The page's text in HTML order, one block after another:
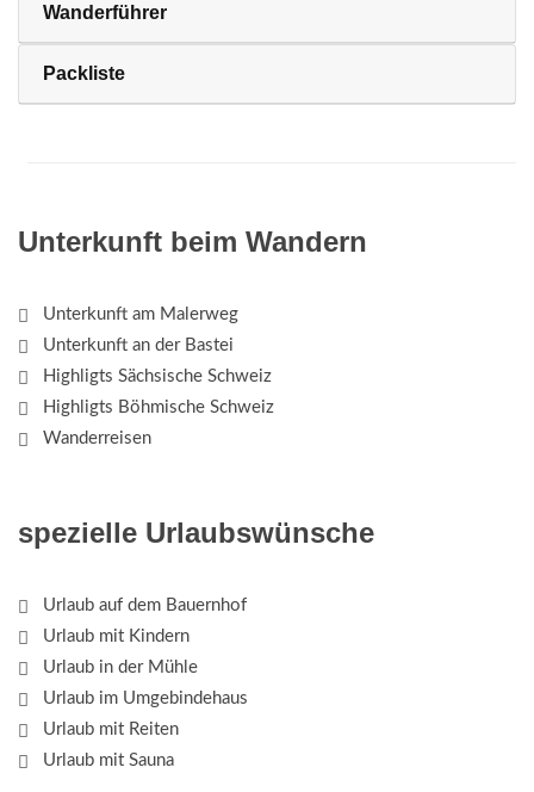
Wanderführer
Packliste
Unterkunft beim Wandern
Unterkunft am Malerweg
Unterkunft an der Bastei
Highligts Sächsische Schweiz
Highligts Böhmische Schweiz
Wanderreisen
spezielle Urlaubswünsche
Urlaub auf dem Bauernhof
Urlaub mit Kindern
Urlaub in der Mühle
Urlaub im Umgebindehaus
Urlaub mit Reiten
Urlaub mit Sauna